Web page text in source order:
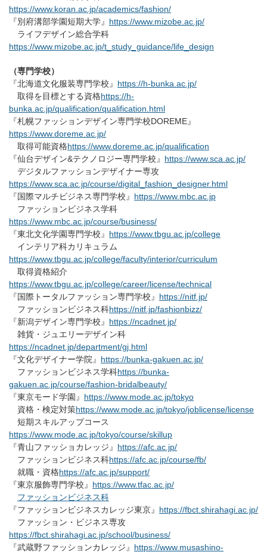
https://www.koran.ac.jp/academics/fashion/
『別府溝部学園短期大学』 https://www.mizobe.ac.jp/
ライフデザイン総合学科
https://www.mizobe.ac.jp/t_study_guidance/life_design
（専門学校）
『北海道文化服装専門学校』 https://h-bunka.ac.jp/
取得を目標とする資格https://h-
bunka.ac.jp/qualification/qualification.html
『札幌ファッションデザイン専門学校DOREME』
https://www.doreme.ac.jp/
取得可能資格https://www.doreme.ac.jp/qualification
『仙台デザイン&テクノロジー専門学校』 https://www.sca.ac.jp/
デジタルファッションデザイナー専攻
https://www.sca.ac.jp/course/digital_fashion_designer.html
『国際マルチビジネス専門学校』 https://www.mbc.ac.jp
ファッションビジネス学科
https://www.mbc.ac.jp/course/business/
『東北文化学園専門学校』 https://www.tbgu.ac.jp/college
インテリア科カリキュラム
https://www.tbgu.ac.jp/college/faculty/interior/curriculum
取得資格紹介
https://www.tbgu.ac.jp/college/career/license/technical
『国際トータルファッション専門学校』 https://nitf.jp/
ファッションビジネス科https://nitf.jp/fashionbizz/
『新潟デザイン専門学校』 https://ncadnet.jp/
雑貨・ジュエリーデザイン科
https://ncadnet.jp/department/gj.html
『文化デザイナー学院』 https://bunka-gakuen.ac.jp/
ファッションビジネス学科https://bunka-
gakuen.ac.jp/course/fashion-bridalbeauty/
『東京モード学園』 https://www.mode.ac.jp/tokyo
資格・検定対策https://www.mode.ac.jp/tokyo/joblicense/license
短期スキルアップコース
https://www.mode.ac.jp/tokyo/course/skillup
『青山ファッショカレッジ』 https://afc.ac.jp/
ファッションビジネス科https://afc.ac.jp/course/fb/
就職・資格https://afc.ac.jp/support/
『東京服飾専門学校』 https://www.tfac.ac.jp/
ファッションビジネス科
『ファッションビジネスカレッジ東京』 https://fbct.shirahagi.ac.jp/
ファッション・ビジネス専攻
https://fbct.shirahagi.ac.jp/school/business/
『武蔵野ファッションカレッジ』 https://www.musashino-